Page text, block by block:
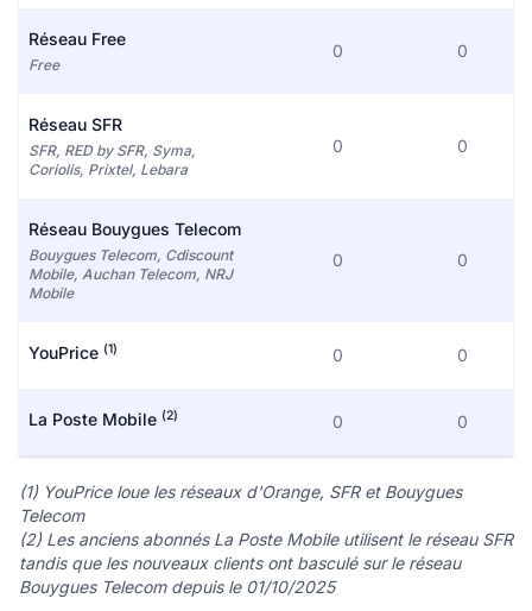
Réseau Free
Free
0 0
Réseau SFR
SFR, RED by SFR, Syma,
Coriolis, Prixtel, Lebara
0 0
Réseau Bouygues Telecom
Bouygues Telecom, Cdiscount
Mobile, Auchan Telecom, NRJ
Mobile
0 0
YouPrice (1) 0 0
La Poste Mobile (2) 0 0
(1) YouPrice loue les réseaux d'Orange, SFR et Bouygues
Telecom
(2) Les anciens abonnés La Poste Mobile utilisent le réseau SFR
tandis que les nouveaux clients ont basculé sur le réseau
Bouygues Telecom depuis le 01/10/2025